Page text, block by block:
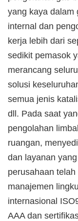
yang kaya dalam
internal dan
kerja lebih dari
sedikit pemasok
merancang
solusi
semua jenis
dll. Pada saat
pengolahan
ruangan,
dan layanan
perusahaan
manajemen
internasional
AAA dan